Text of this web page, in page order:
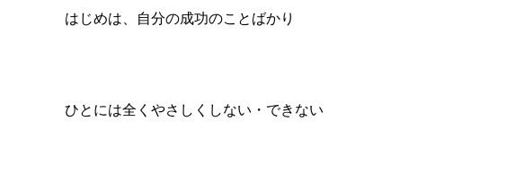
はじめは、自分の成功のことばかり
ひとには全くやさしくしない・できない